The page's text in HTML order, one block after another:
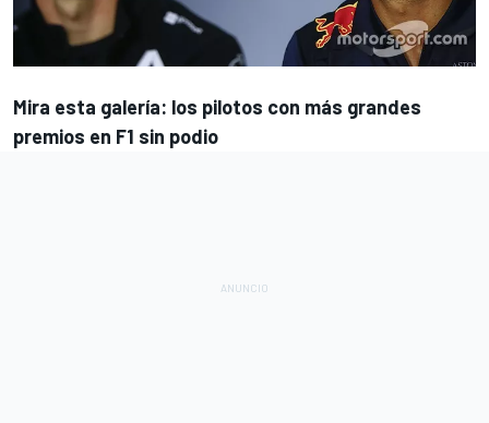
Mira esta galería: los pilotos con más grandes
premios en F1 sin podio